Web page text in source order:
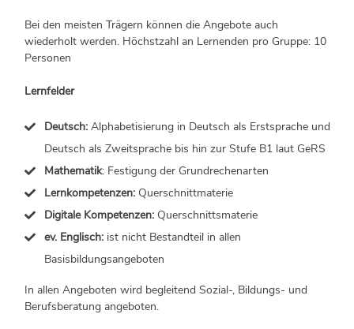
Bei den meisten Trägern können die Angebote auch
wiederholt werden. Höchstzahl an Lernenden pro Gruppe: 10
Personen
Lernfelder
Deutsch:Alphabetisierung in Deutsch als Erstsprache und
Deutsch als Zweitsprache bis hin zur Stufe B1 laut GeRS
Mathematik: Festigung der Grundrechenarten
Lernkompetenzen:Querschnittmaterie
Digitale Kompetenzen:Querschnittsmaterie
ev. Englisch:ist nicht Bestandteil in allen
Basisbildungsangeboten
In allen Angeboten wird begleitend Sozial-, Bildungs- und
Berufsberatung angeboten.